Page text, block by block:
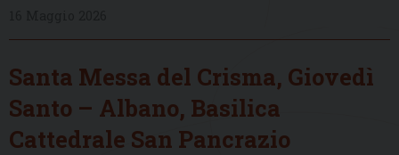
Santa Messa del Crisma, Giovedì
Santo – Albano, Basilica
Cattedrale San Pancrazio